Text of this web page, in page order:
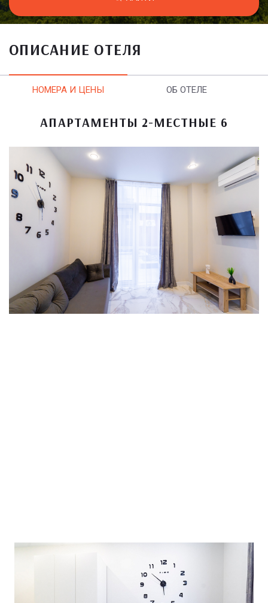
ОПИСАНИЕ ОТЕЛЯ
НОМЕРА И ЦЕНЫ ОБ ОТЕЛЕ
АПАРТАМЕНТЫ 2-МЕСТНЫЕ 6